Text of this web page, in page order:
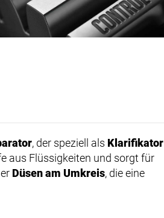
, der speziell als Klarifikator
aus Flüssigkeiten und sorgt für
Düsen am Umkreis, die eine